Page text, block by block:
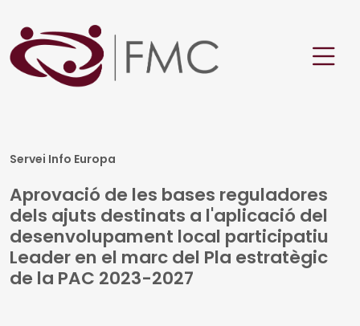
Servei Info Europa
Aprovació de les bases reguladores
dels ajuts destinats a l'aplicació del
desenvolupament local participatiu
Leader en el marc del Pla estratègic
de la PAC 2023-2027